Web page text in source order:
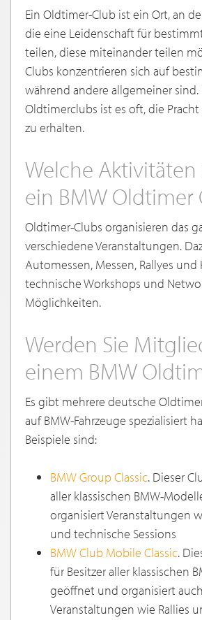
Ein Oldtimer-Club ist ein Ort, an
die eine Leidenschaft für
teilen, diese miteinander teilen
Clubs konzentrieren sich auf
während andere allgemeiner sind.
Oldtimerclubs ist es oft, die
zu erhalten.
Welche
ein BMW Oldtimer
Oldtimer-Clubs organisieren das
verschiedene Veranstaltungen.
Automessen, Messen, Rallyes und
technische Workshops und
Möglichkeiten.
Werden Sie
einem BMW
Es gibt mehrere deutsche
auf BMW-Fahrzeuge spezialisiert
Beispiele sind:
BMW Group Classic. Dieser
aller klassischen BMW-
organisiert Veranstaltungen
und technische Sessions
BMW Club Mobile Classic.
für Besitzer aller klassischen
geöffnet und organisiert auch
Veranstaltungen wie Rallies